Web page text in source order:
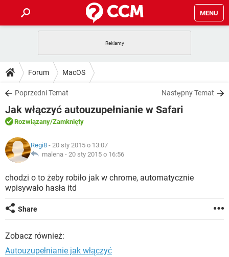
MENU
GRY
SPOTIFY
INSTAGRAM FACEBOOK
WINDOWS 10
PORADY
PlayStation
SPOTIFY
INSTAGRAM
WINDOWS 10
DO POBRANIA
ANDROID TIKTOK
GRY
IOS
INSTAGRAM
WINDOWS 10
FORUM
COVID-19
GRY WHATSAPP
INSTAGRAM
WINDOWS 10
ARTYKUŁY
COVID-19
GRY WHATSAPP
INSTAGRAM
WINDOWS 10
Forum MacOS
Poprzedni Temat Następny Temat
Jak włączyć autouzupełnianie w Safari
Rozwiązany/Zamknięty
Regi8 - 20 sty 2015 o 13:07
malena - 20 sty 2015 o 16:56
chodzi o to żeby robiło jak w chrome, automatycznie
wpisywało hasła itd
Share
Zobacz również:
Autouzupełnianie jak włączyć